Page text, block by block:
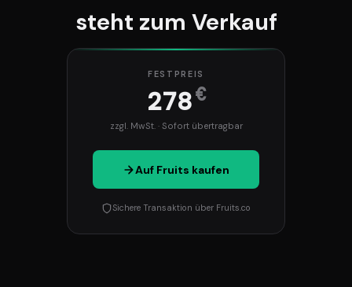
steht zum Verkauf
FESTPREIS
278€
zzgl. MwSt. · Sofort übertragbar
Auf Fruits kaufen
Sichere Transaktion über Fruits.co